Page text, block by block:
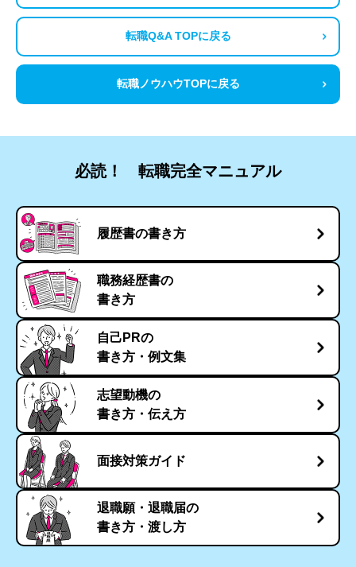
転職Q&A TOPに戻る
転職ノウハウTOPに戻る
必読！ 転職完全マニュアル
履歴書の書き方
職務経歴書の
書き方
自己PRの
書き方・例文集
志望動機の
書き方・伝え方
面接対策ガイド
退職願・退職届の
書き方・渡し方